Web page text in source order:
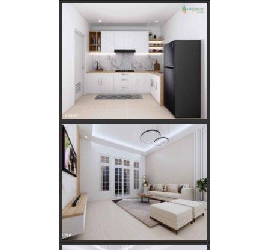
Golongan Tarif Listrik PLN dan Cara Mengecek Daya
Listrik di Rumah
Kebutuhan Listrik anda Besar perlu Daya Listrik
PLN 3 Phase!
Kebutuhan Listrik yang Tepat untuk Rumah Tangga,
Kantor, dan Industri
Panduan Lengkap Jual Beli Tanah Adat: Regulasi,
Syarat, dan Tips Aman